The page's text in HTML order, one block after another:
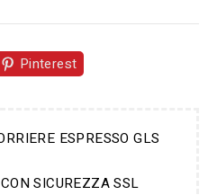
Pinterest
ESPRESSO GLS
SICUREZZA SSL